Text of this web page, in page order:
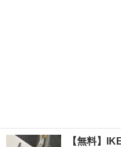
【無料】